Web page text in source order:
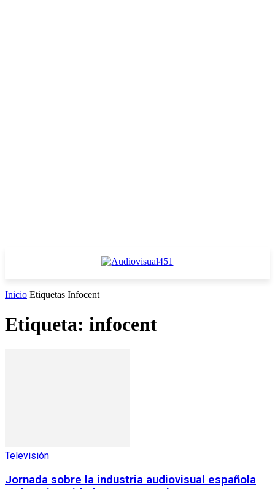
Inicio Etiquetas Infocent
Etiqueta: infocent
Televisión
Jornada sobre la industria audiovisual española